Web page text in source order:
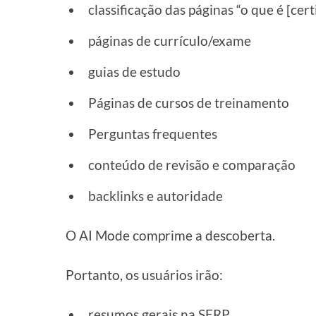
classificação das páginas “o que é
páginas de currículo/exame
guias de estudo
Páginas de cursos de treinamento
Perguntas frequentes
conteúdo de revisão e comparação
backlinks e autoridade
O AI Mode comprime a descoberta.
Portanto, os usuários irão: